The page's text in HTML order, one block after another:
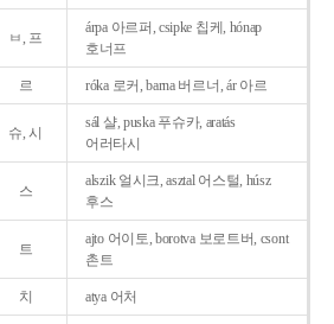
ㅂ, 프
árpa 아르퍼, csipke 칩케, hónap
호너프
르 róka 로커, barna 버르너, ár 아르
슈, 시
sál 샬, puska 푸슈카, aratás
어러타시
스
alszik 얼시크, asztal 어스털, húsz
후스
트
ajto 어이토, borotva 보로트버, csont
촌트
치 atya 어처